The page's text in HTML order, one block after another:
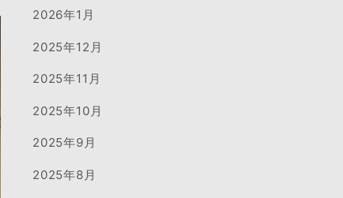
2026年1月
2025年12月
2025年11月
2025年10月
2025年9月
2025年8月